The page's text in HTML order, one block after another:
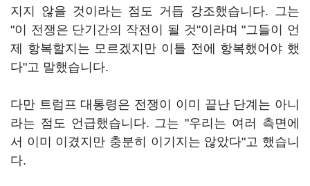
지지 않을 것이라는 점도 거듭 강조했습니다. 그는
"이 전쟁은 단기간의 작전이 될 것"이라며 "그들이 언
제 항복할지는 모르겠지만 이틀 전에 항복했어야 했
다"고 말했습니다.
다만 트럼프 대통령은 전쟁이 이미 끝난 단계는 아니
라는 점도 언급했습니다. 그는 "우리는 여러 측면에
서 이미 이겼지만 충분히 이기지는 않았다"고 했습니
다.